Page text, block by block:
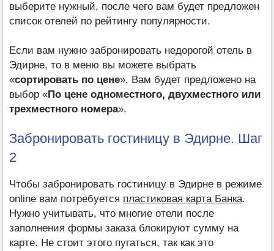
выберите нужный, после чего вам будет предложен
список отелей по рейтингу популярности.
Если вам нужно забронировать недорогой отель в
Эдирне, то в меню вы можете выбрать
«сортировать по цене». Вам будет предложено на
выбор «По цене одноместного, двухместного или
трехместного номера».
Забронировать гостиницу в Эдирне. Шаг
2
Чтобы забронировать гостиницу в Эдирне в режиме
оnline вам потребуется пластиковая карта Банка.
Нужно учитывать, что многие отели после
заполнения формы заказа блокируют сумму на
карте. Не стоит этого пугаться, так как это